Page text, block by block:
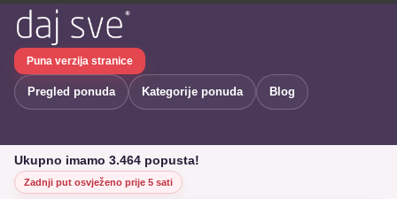
Puna verzija stranice
Pregled ponuda Kategorije ponuda Blog
Ukupno imamo 3.464 popusta!
Zadnji put osvježeno prije 5 sati